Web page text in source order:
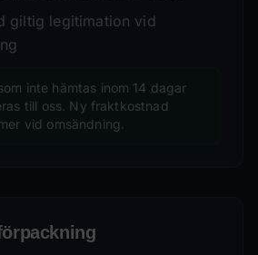
giltig legitimation vid
inte hämtas inom 14 dagar
till oss. Ny fraktkostnad
vid omsändning.